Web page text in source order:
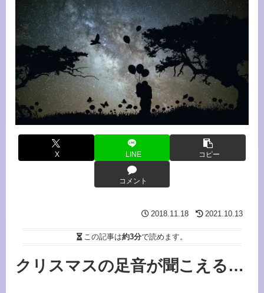
X LINE コピー
コメント
2018.11.18 2021.10.13
この記事は約3分で読めます。
クリスマスの足音が聞こえる…